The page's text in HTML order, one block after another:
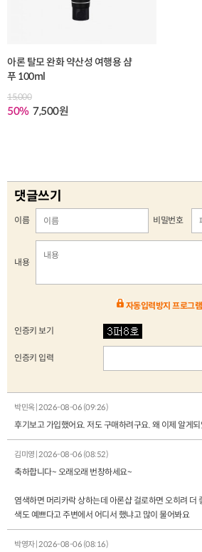
아론 탈모 완화 약산성 여행용 샴
푸 100ml
15,000
50% 7,500원
댓글쓰기
이름 비밀번호
내용
자동입력방지 프로그램
인증키 보기
인증키 입력
박민옥 | 2026-08-06 (09:26)
후기보고 가입했어요. 저도 구매하려구요. 왜 이제 알게
김미영 | 2026-08-06 (08:52)
축하합니다~ 오래오래 번창하세요~
염색하면 머리카락 상하는데 아론샵 걸로하면 오히려 더
색도 예쁘다고 주변에서 어디서 했냐고 많이 물어봐요
박영자 | 2026-08-06 (08:16)